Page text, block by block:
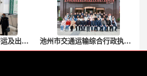
池州专项整顿道路客运及出租车客运市场 池州市交通运输综合行政执法支队新进人员行政执法资格认证培训班圆满结束